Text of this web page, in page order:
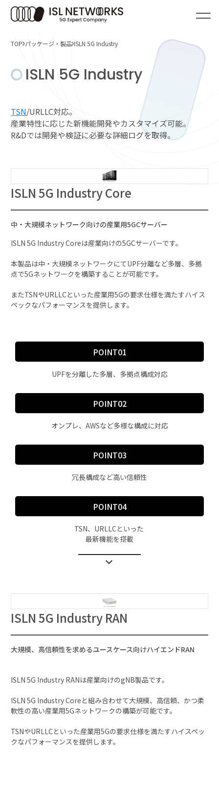
コンサルティング・
エンジニア育成
モバイルインフラ構築支援
5G製品・システムの開発支援
スマートファクトリー構築、
パッケージ・製品
ISLN 5G Business
ISLN 5G Industry
5G-TSN技術情報
5G-TSN概要
マイルストーン
社会実装に向けた活動
Mobility
新着情報
お問い合わせ
Advisory
アドバイザリー
コンサ
アドバ
ビス
スマートフ
SCENE
活用シーン
活用シーン
Smart Factory
Mobility
PACKAGE
&PRODUCTS
パッケージ・製品
Technology
5G-TSN技術情報
動画
TOP パッケージ・製品 ISLN 5G Industry
ISLN 5G Industry
TSN/URLLC対応。
産業特性に応じた新機能開発やカスタマイズ可能。
R&Dでは開発や検証に必要な詳細ログを取得。
ISLN 5G Industry Core
中・大規模ネットワーク向けの産業用5GCサーバー
ISLN 5G Industry Coreは産業向けの5GCサーバーです。
本製品は中・大規模ネットワークにてUPF分離など多層、多拠
点で5Gネットワークを構築することが可能です。
またTSNやURLLCといった産業用5Gの要求仕様を満たすハイス
ペックなパフォーマンスを提供します。
POINT01
UPFを分離した多層、多拠点構成対応
POINT02
オンプレ、AWSなど多様な構成に対応
POINT03
冗長構成など高い信頼性
POINT04
TSN、URLLCといった
最新機能を搭載
ISLN 5G Industry RAN
大規模、高信頼性を求めるユースケース向けハイエンドRAN
ISLN 5G Industry RANは産業向けのgNB製品です。
ISLN 5G Industry Coreと組み合わせて大規模、高信頼、かつ柔
軟性の高い産業用5Gネットワークの構築が可能です。
TSNやURLLCといった産業用5Gの要求仕様を満たすハイスペッ
クなパフォーマンスを提供します。